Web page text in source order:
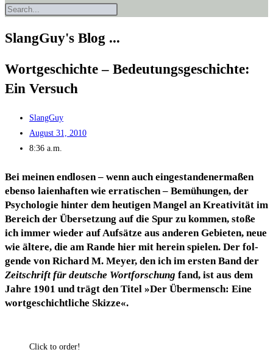
SlangGuy's Blog ...
Wort­ge­schich­te – Bedeu­tungs­ge­schich­te:
Ein Versuch
SlangGuy
August 31, 2010
8:36 a.m.
Bei mei­nen end­lo­sen – wenn auch ein­ge­stan­de­ner­ma­ßen
eben­so lai­en­haf­ten wie erra­ti­schen – Bemü­hun­gen, der
Psy­cho­lo­gie hin­ter dem heu­ti­gen Man­gel an Krea­ti­vi­tät im
Bereich der Über­set­zung auf die Spur zu kom­men, sto­ße
ich immer wie­der auf Auf­sät­ze aus ande­ren Gebie­ten, neue
wie älte­re, die am Ran­de hier mit her­ein spie­len. Der fol­
gen­de von Richard M. Mey­er, den ich im ers­ten Band der
Zeit­schrift für deut­sche Wort­for­schung fand, ist aus dem
Jah­re 1901 und trägt den Titel »Der Über­mensch: Eine
wort­ge­schicht­li­che Skizze«.
Click to order!